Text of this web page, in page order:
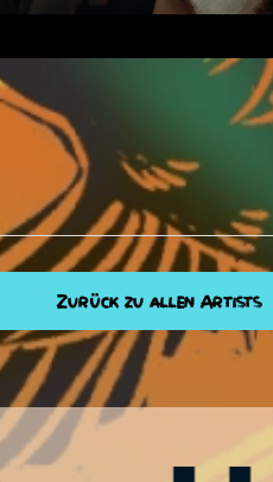
Zurück zu allen Artists